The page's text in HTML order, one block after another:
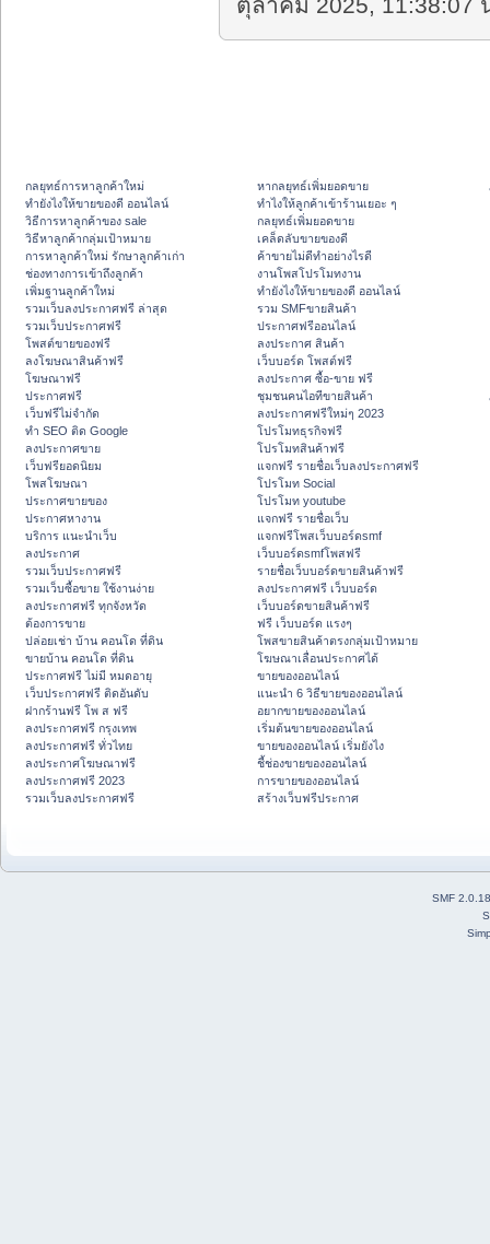
ตุลาคม 2025, 11:38:07
กลยุทธ์การหาลูกค้าใหม่
ทํายังไงให้ขายของดี ออนไลน์
วิธีการหาลูกค้าของ sale
วิธีหาลูกค้ากลุ่มเป้าหมาย
การหาลูกค้าใหม่ รักษาลูกค้าเก่า
ช่องทางการเข้าถึงลูกค้า
เพิ่มฐานลูกค้าใหม่
รวมเว็บลงประกาศฟรี ล่าสุด
รวมเว็บประกาศฟรี
โพสต์ขายของฟรี
ลงโฆษณาสินค้าฟรี
โฆษณาฟรี
ประกาศฟรี
เว็บฟรีไม่จำกัด
ทำ SEO ติด Google
ลงประกาศขาย
เว็บฟรียอดนิยม
โพสโฆษณา
ประกาศขายของ
ประกาศหางาน
บริการ แนะนำเว็บ
ลงประกาศ
รวมเว็บประกาศฟรี
รวมเว็บซื้อขาย ใช้งานง่าย
ลงประกาศฟรี ทุกจังหวัด
ต้องการขาย
ปล่อยเช่า บ้าน คอนโด ที่ดิน
ขายบ้าน คอนโด ที่ดิน
ประกาศฟรี ไม่มี หมดอายุ
เว็บประกาศฟรี ติดอันดับ
ฝากร้านฟรี โพ ส ฟรี
ลงประกาศฟรี กรุงเทพ
ลงประกาศฟรี ทั่วไทย
ลงประกาศโฆษณาฟรี
ลงประกาศฟรี 2023
รวมเว็บลงประกาศฟรี
หากลยุทธ์เพิ่มยอดขาย
ทําไงให้ลูกค้าเข้าร้านเยอะ ๆ
กลยุทธ์เพิ่มยอดขาย
เคล็ดลับขายของดี
ค้าขายไม่ดีทำอย่างไรดี
งานโพสโปรโมทงาน
ทํายังไงให้ขายของดี ออนไลน์
รวม SMFขายสินค้า
ประกาศฟรีออนไลน์
ลงประกาศ สินค้า
เว็บบอร์ด โพสต์ฟรี
ลงประกาศ ซื้อ-ขาย ฟรี
ชุมชนคนไอทีขายสินค้า
ลงประกาศฟรีใหม่ๆ 2023
โปรโมทธุรกิจฟรี
โปรโมทสินค้าฟรี
แจกฟรี รายชื่อเว็บลงประกาศฟรี
โปรโมท Social
โปรโมท youtube
แจกฟรี รายชื่อเว็บ
แจกฟรีโพสเว็บบอร์ดsmf
เว็บบอร์ดsmfโพสฟรี
รายชื่อเว็บบอร์ดขายสินค้าฟรี
ลงประกาศฟรี เว็บบอร์ด
เว็บบอร์ดขายสินค้าฟรี
ฟรี เว็บบอร์ด แรงๆ
โพสขายสินค้าตรงกลุ่มเป้าหมาย
โฆษณาเลื่อนประกาศได้
ขายของออนไลน์
แนะนำ 6 วิธีขายของออนไลน์
อยากขายของออนไลน์
เริ่มต้นขายของออนไลน์
ขายของออนไลน์ เริ่มยังไง
ชี้ช่องขายของออนไลน์
การขายของออนไลน์
สร้างเว็บฟรีประกาศ
SMF 2.0.18